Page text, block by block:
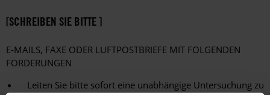
[SCHREIBEN SIE BITTE ]
E-MAILS, FAXE ODER LUFTPOSTBRIEFE MIT FOLGENDEN
FORDERUNGEN
Leiten Sie bitte sofort eine unabhängige Untersuchung zu